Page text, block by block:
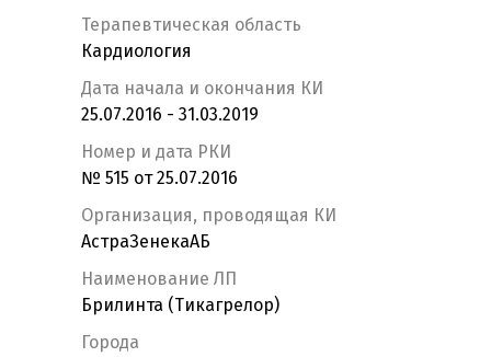
Терапевтическая область
Кардиология
Дата начала и окончания КИ
25.07.2016 - 31.03.2019
Номер и дата РКИ
№ 515 от 25.07.2016
Организация, проводящая КИ
АстраЗенекаАБ
Наименование ЛП
Брилинта (Тикагрелор)
Города